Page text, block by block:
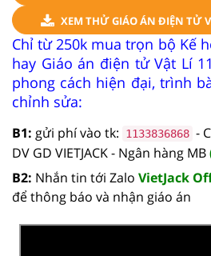
XEM THỬ GIÁO ÁN ĐIỆN TỬ
Chỉ từ 250k mua trọn bộ Kế
hay Giáo án điện tử Vật Lí
phong cách hiện đại, trình
chỉnh sửa:
B1: gửi phí vào tk: 1133836868 -
DV GD VIETJACK - Ngân hàng MB
B2: Nhắn tin tới Zalo VietJack
để thông báo và nhận giáo án